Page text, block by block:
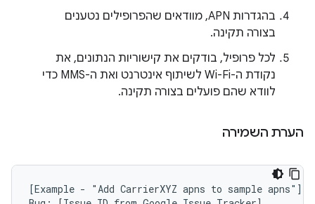
בהגדרות APN, מוודאים שהפרופילים נטענים
בצורה תקינה.
לכל פרופיל, בודקים את קישוריות הנתונים, את
נקודת ה-Wi-Fi לשיתוף אינטרנט ואת ה-MMS כדי
לוודא שהם פועלים בצורה תקינה.
הערת השמירה
[Example - "Add CarrierXYZ apns to sample apns"]